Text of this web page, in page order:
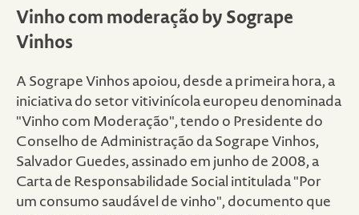
Vinho com moderação by Sogrape
Vinhos
A Sogrape Vinhos apoiou, desde a primeira hora, a
iniciativa do setor vitivinícola europeu denominada
"Vinho com Moderação", tendo o Presidente do
Conselho de Administração da Sogrape Vinhos,
Salvador Guedes, assinado em junho de 2008, a
Carta de Responsabilidade Social intitulada "Por
um consumo saudável de vinho", documento que